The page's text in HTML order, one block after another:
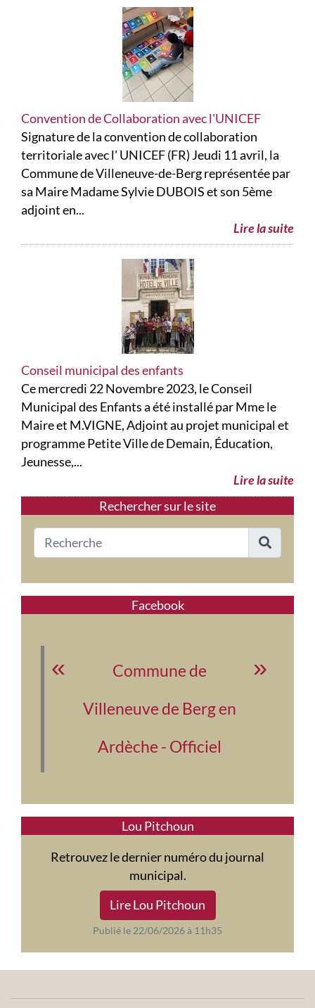
Rechercher sur le site
Facebook
Commune de
Villeneuve de Berg en
Ardèche - Officiel
Lou Pitchoun
Retrouvez le dernier numéro du journal
municipal.
Lire Lou Pitchoun
Publié le 22/06/2026 à 11h35
Convention de Collaboration avec l'UNICEF
Signature de la convention de collaboration
territoriale avec l' UNICEF (FR) Jeudi 11 avril, la
Commune de Villeneuve-de-Berg représentée par
sa Maire Madame Sylvie DUBOIS et son 5ème
adjoint en...
Lire la suite
Conseil municipal des enfants
Ce mercredi 22 Novembre 2023, le Conseil
Municipal des Enfants a été installé par Mme le
Maire et M.VIGNE, Adjoint au projet municipal et
programme Petite Ville de Demain, Éducation,
Jeunesse,...
Lire la suite